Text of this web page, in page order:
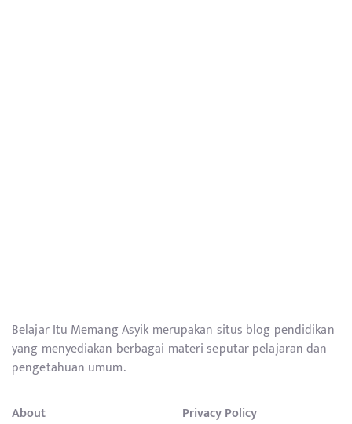
Belajar Itu Memang Asyik merupakan situs blog pendidikan
yang menyediakan berbagai materi seputar pelajaran dan
pengetahuan umum.
About
Privacy Policy